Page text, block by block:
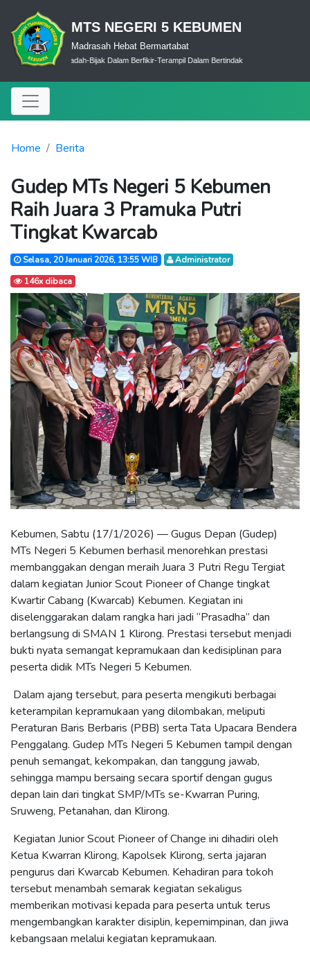
MTS NEGERI 5 KEBUMEN
Madrasah Hebat Bermartabat
Cerdas Dalam Ibadah-Bijak Dalam Berfikir-Terampil Dalam Bertindak
Home Berita
Gudep MTs Negeri 5 Kebumen
Raih Juara 3 Pramuka Putri
Tingkat Kwarcab
Selasa, 20 Januari 2026, 13:55 WIB
Administrator
146x dibaca
Kebumen, Sabtu (17/1/2026) — Gugus Depan (Gudep)
MTs Negeri 5 Kebumen berhasil menorehkan prestasi
membanggakan dengan meraih Juara 3 Putri Regu Tergiat
dalam kegiatan Junior Scout Pioneer of Change tingkat
Kwartir Cabang (Kwarcab) Kebumen. Kegiatan ini
diselenggarakan dalam rangka hari jadi “Prasadha” dan
berlangsung di SMAN 1 Klirong. Prestasi tersebut menjadi
bukti nyata semangat kepramukaan dan kedisiplinan para
peserta didik MTs Negeri 5 Kebumen.
Dalam ajang tersebut, para peserta mengikuti berbagai
keterampilan kepramukaan yang dilombakan, meliputi
Peraturan Baris Berbaris (PBB) serta Tata Upacara Bendera
Penggalang. Gudep MTs Negeri 5 Kebumen tampil dengan
penuh semangat, kekompakan, dan tanggung jawab,
sehingga mampu bersaing secara sportif dengan gugus
depan lain dari tingkat SMP/MTs se-Kwarran Puring,
Sruweng, Petanahan, dan Klirong.
Kegiatan Junior Scout Pioneer of Change ini dihadiri oleh
Ketua Kwarran Klirong, Kapolsek Klirong, serta jajaran
pengurus dari Kwarcab Kebumen. Kehadiran para tokoh
tersebut menambah semarak kegiatan sekaligus
memberikan motivasi kepada para peserta untuk terus
mengembangkan karakter disiplin, kepemimpinan, dan jiwa
kebangsaan melalui kegiatan kepramukaan.